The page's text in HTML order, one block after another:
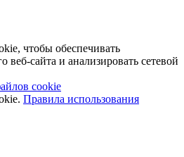
чтобы обеспечивать
веб-сайта и анализировать сетевой
cookie
Правила использования